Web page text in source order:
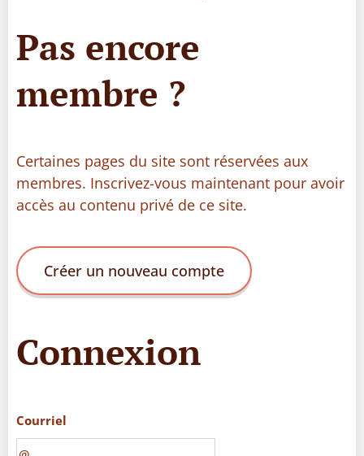
Pas encore
membre ?
Certaines pages du site sont réservées aux
membres. Inscrivez-vous maintenant pour avoir
accès au contenu privé de ce site.
Créer un nouveau compte
Connexion
Courriel